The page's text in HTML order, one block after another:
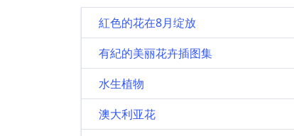
紅色的花在8月绽放
有紀的美丽花卉插图集
水生植物
澳大利亚花